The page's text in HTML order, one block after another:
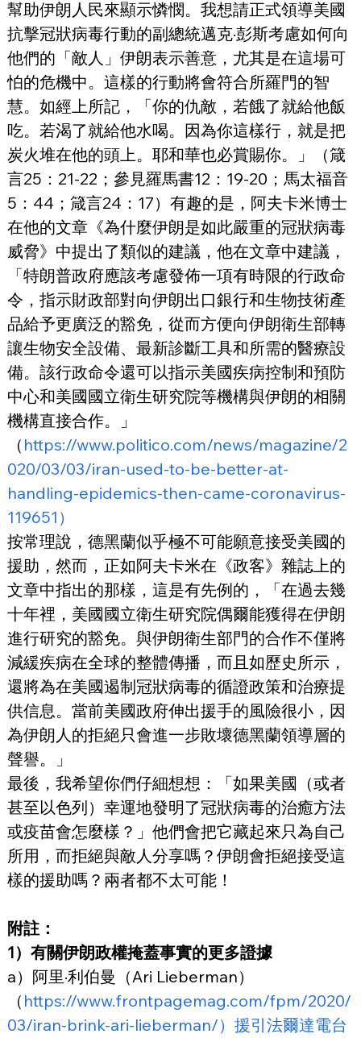
幫助伊朗人民來顯示憐憫。我想請正式領導美國
抗擊冠狀病毒行動的副總統邁克·彭斯考慮如何向
他們的「敵人」伊朗表示善意，尤其是在這場可
怕的危機中。這樣的行動將會符合所羅門的智
慧。如經上所記，「你的仇敵，若餓了就給他飯
吃。若渴了就給他水喝。因為你這樣行，就是把
炭火堆在他的頭上。耶和華也必賞賜你。」（箴
言25：21-22；參見羅馬書12：19-20；馬太福音
5：44；箴言24：17）有趣的是，阿夫卡米博士
在他的文章《為什麼伊朗是如此嚴重的冠狀病毒
威脅》中提出了類似的建議，他在文章中建議，
「特朗普政府應該考慮發佈一項有時限的行政命
令，指示財政部對向伊朗出口銀行和生物技術產
品給予更廣泛的豁免，從而方便向伊朗衛生部轉
讓生物安全設備、最新診斷工具和所需的醫療設
備。該行政命令還可以指示美國疾病控制和預防
中心和美國國立衛生研究院等機構與伊朗的相關
機構直接合作。」
（ https://www.politico.com/news/magazine/2
020/03/03/iran-used-to-be-better-at-
handling-epidemics-then-came-coronavirus-
119651）
按常理說，德黑蘭似乎極不可能願意接受美國的
援助，然而，正如阿夫卡米在《政客》雜誌上的
文章中指出的那樣，這是有先例的，「在過去幾
十年裡，美國國立衛生研究院偶爾能獲得在伊朗
進行研究的豁免。與伊朗衛生部門的合作不僅將
減緩疾病在全球的整體傳播，而且如歷史所示，
還將為在美國遏制冠狀病毒的循證政策和治療提
供信息。當前美國政府伸出援手的風險很小，因
為伊朗人的拒絕只會進一步敗壞德黑蘭領導層的
聲譽。」
最後，我希望你們仔細想想：「如果美國（或者
甚至以色列）幸運地發明了冠狀病毒的治癒方法
或疫苗會怎麼樣？」他們會把它藏起來只為自己
所用，而拒絕與敵人分享嗎？伊朗會拒絕接受這
樣的援助嗎？兩者都不太可能！
附註：
1）有關伊朗政權掩蓋事實的更多證據
a）阿里·利伯曼（Ari Lieberman）
（ https://www.frontpagemag.com/fpm/2020/
03/iran-brink-ari-lieberman/）援引法爾達電台